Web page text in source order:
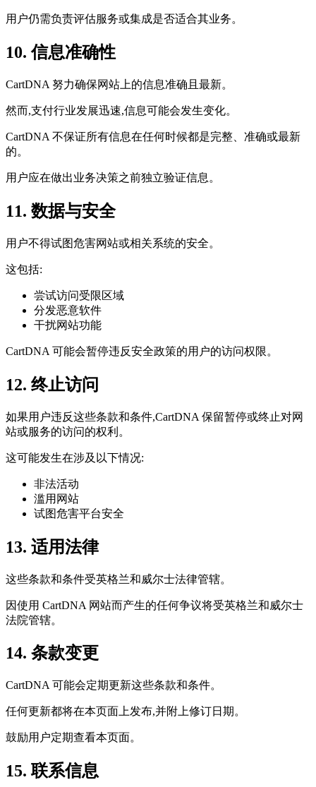
用户仍需负责评估服务或集成是否适合其业务。
10. 信息准确性
CartDNA 努力确保网站上的信息准确且最新。
然而,支付行业发展迅速,信息可能会发生变化。
CartDNA 不保证所有信息在任何时候都是完整、准确或最新
的。
用户应在做出业务决策之前独立验证信息。
11. 数据与安全
用户不得试图危害网站或相关系统的安全。
这包括:
尝试访问受限区域
分发恶意软件
干扰网站功能
CartDNA 可能会暂停违反安全政策的用户的访问权限。
12. 终止访问
如果用户违反这些条款和条件,CartDNA 保留暂停或终止对网
站或服务的访问的权利。
这可能发生在涉及以下情况:
非法活动
滥用网站
试图危害平台安全
13. 适用法律
这些条款和条件受英格兰和威尔士法律管辖。
因使用 CartDNA 网站而产生的任何争议将受英格兰和威尔士
法院管辖。
14. 条款变更
CartDNA 可能会定期更新这些条款和条件。
任何更新都将在本页面上发布,并附上修订日期。
鼓励用户定期查看本页面。
15. 联系信息